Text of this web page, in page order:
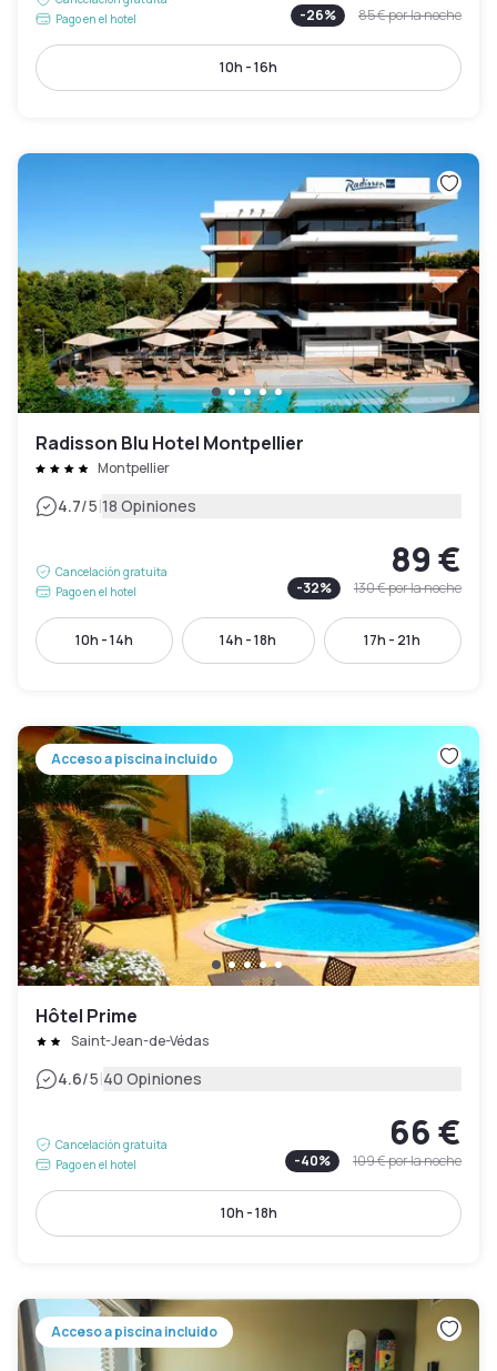
Pago en el hotel
-26% 85 €por la noche
10h - 16h
Radisson Blu Hotel Montpellier
Montpellier
4.7/5|18 Opiniones
Cancelación gratuita
Pago en el hotel
89 €
-32% 130 €por la noche
10h - 14h 14h - 18h 17h - 21h
Acceso a piscina incluido
Hôtel Prime
Saint-Jean-de-Védas
4.6/5|40 Opiniones
Cancelación gratuita
Pago en el hotel
66 €
-40% 109 €por la noche
10h - 18h
Acceso a piscina incluido